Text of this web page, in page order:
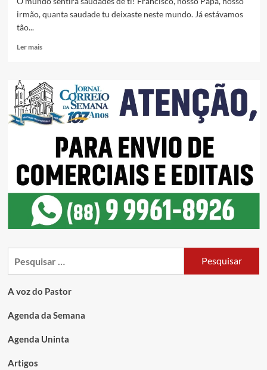
irmão, quanta saudade tu deixaste neste mundo. Já estávamos
tão...
Ler mais
A voz do Pastor
Agenda da Semana
Agenda Uninta
Artigos